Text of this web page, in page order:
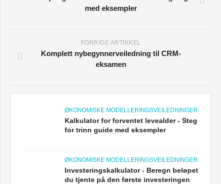
med eksempler
FORRIGE ARTIKKEL
Komplett nybegynnerveiledning til CRM-
eksamen
ØKONOMISKE MODELLERINGSVEILEDNINGER
Kalkulator for forventet levealder - Steg
for trinn guide med eksempler
ØKONOMISKE MODELLERINGSVEILEDNINGER
Investeringskalkulator - Beregn beløpet
du tjente på den første investeringen